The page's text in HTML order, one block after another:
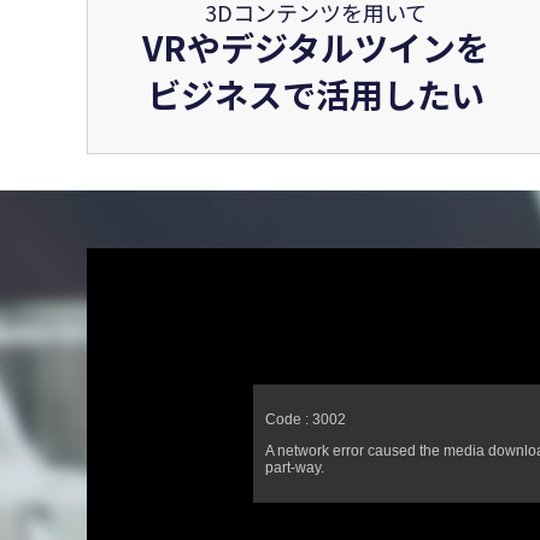
3Dコンテンツを用いて
VRやデジタルツインを
ビジネスで活用したい